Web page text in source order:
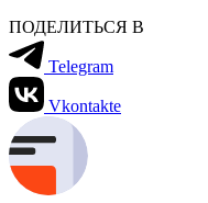
ПОДЕЛИТЬСЯ В
Telegram
Vkontakte